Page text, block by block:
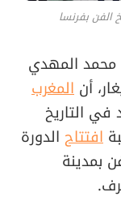
الفن بفرنسا
محمد المهدي
أن المغرب
التاريخ
افتتاح الدورة
بمدينة